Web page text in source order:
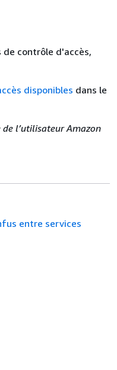
contrôle d'accès,
disponibles dans le
de l’utilisateur Amazon
entre services